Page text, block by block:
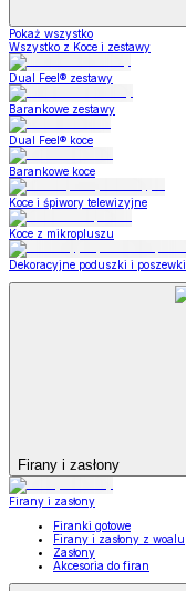
Pokaż wszystko
Wszystko z Koce i zestawy
Dual Feel® zestawy
Barankowe zestawy
Dual Feel® koce
Barankowe koce
Koce i śpiwory telewizyjne
Koce z mikropluszu
Dekoracyjne poduszki i poszewki
Firany i zasłony
Firany i zasłony
Firanki gotowe
Firany i zasłony z woalu
Zasłony
Akcesoria do firan